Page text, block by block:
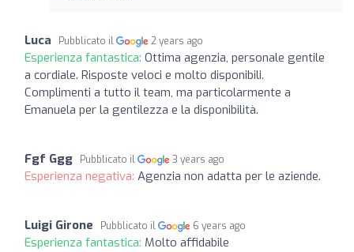
Luca Pubblicato il 2 years ago
Esperienza fantastica: Ottima agenzia, personale gentile
a cordiale. Risposte veloci e molto disponibili.
Complimenti a tutto il team, ma particolarmente a
Emanuela per la gentilezza e la disponibilità.
Fgf Ggg Pubblicato il 3 years ago
Esperienza negativa: Agenzia non adatta per le aziende.
Luigi Girone Pubblicato il 6 years ago
Esperienza fantastica: Molto affidabile